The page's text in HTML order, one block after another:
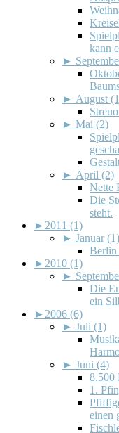
kann
►
► August
► Mai (2)
► April (2)
Nette
Die
steht.
► 2011 (1)
► Januar (1)
Berlin
► 2010 (1)
►
Die
ein
► 2006 (6)
► Juli (1)
► Juni (4)
8.500
1.
einen